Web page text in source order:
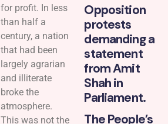
for profit. In less
than half a
century, a nation
that had been
largely agrarian
and illiterate
broke the
atmosphere.
This was not the
Opposition
protests
demanding a
statement
from Amit
Shah in
Parliament.
The People’s